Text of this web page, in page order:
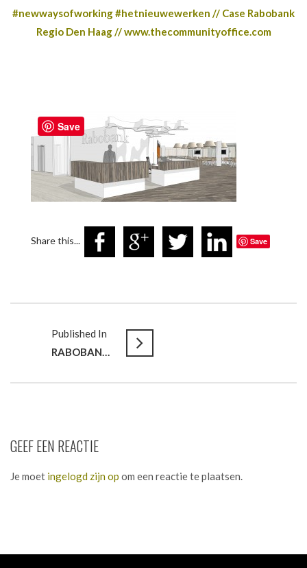
#newwaysofworking #hetnieuwewerken // Case Rabobank
Regio Den Haag // www.thecommunityoffice.com
Share this... Save
Published In
RABOBANK REGIO DEN HAAG // In verbinding met klanten en collega’s
GEEF EEN REACTIE
Je moet ingelogd zijn op om een reactie te plaatsen.
Save